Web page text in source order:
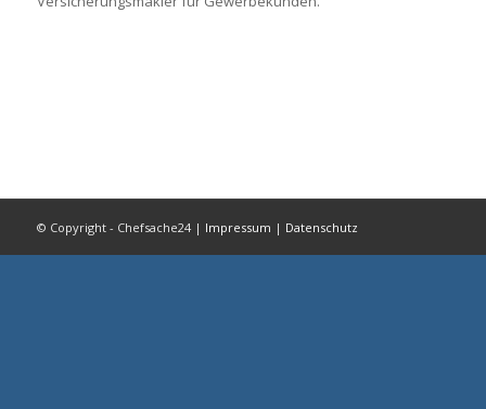
© Copyright - Chefsache24 | Impressum | Datenschutz